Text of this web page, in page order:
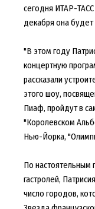
сегодня ИТАР-ТАСС
декабря она будет
"В этом году
концертную
рассказали
этого шоу,
Пиаф, пройдут в
"Королевском
Нью-Йорка,
По настоятельным
гастролей,
число городов,